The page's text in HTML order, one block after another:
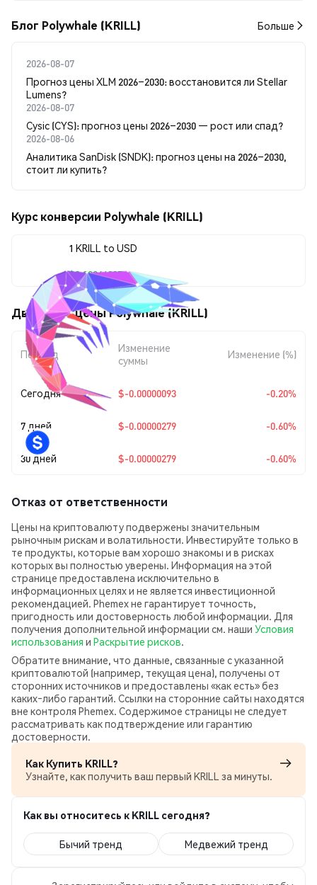
Блог Polywhale (KRILL) Больше
2026-08-07
Прогноз цены XLM 2026–2030: восстановится ли Stellar
Lumens?
2026-08-07
Cysic (CYS): прогноз цены 2026–2030 — рост или спад?
2026-08-06
Аналитика SanDisk (SNDK): прогноз цены на 2026–2030,
стоит ли купить?
Курс конверсии Polywhale (KRILL)
1 KRILL to USD
$0.00046205
Движения цены Polywhale (KRILL)
Период
Изменение
суммы
Изменение (%)
Сегодня $-0.00000093 -0.20%
7 дней $-0.00000279 -0.60%
30 дней $-0.00000279 -0.60%
Отказ от ответственности
Цены на криптовалюту подвержены значительным
рыночным рискам и волатильности. Инвестируйте только в
те продукты, которые вам хорошо знакомы и в рисках
которых вы полностью уверены. Информация на этой
странице предоставлена исключительно в
информационных целях и не является инвестиционной
рекомендацией. Phemex не гарантирует точность,
пригодность или достоверность любой информации. Для
получения дополнительной информации см. наши Условия
использования и Раскрытие рисков.
Обратите внимание, что данные, связанные с указанной
криптовалютой (например, текущая цена), получены от
сторонних источников и предоставлены «как есть» без
каких‑либо гарантий. Ссылки на сторонние сайты находятся
вне контроля Phemex. Содержимое страницы не следует
рассматривать как подтверждение или гарантию
достоверности.
Как Купить KRILL?
Узнайте, как получить ваш первый KRILL за минуты.
Как вы относитесь к KRILL сегодня?
Бычий тренд Медвежий тренд